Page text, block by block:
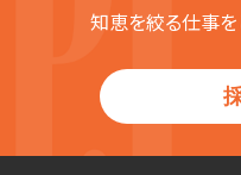
知恵を絞る仕事を